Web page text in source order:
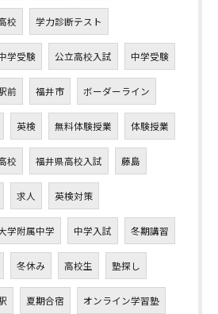
校 学力診断テスト
学受験 公立高校入試 中学受験
前 福井市 ボーダーライン
英検 無料体験授業 体験授業
校 福井県高校入試 藤島
求人 英検対策
学附属中学 中学入試 冬期講習
冬休み 高校生 塾探し
夏期合宿 オンライン学習塾